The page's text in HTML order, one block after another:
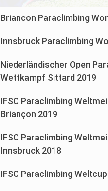
Briancon Paraclimbing
Innsbruck Paraclimbing
Niederländischer Open
Wettkampf Sittard 2019
IFSC Paraclimbing
Briançon 2019
IFSC Paraclimbing
Innsbruck 2018
IFSC Paraclimbing